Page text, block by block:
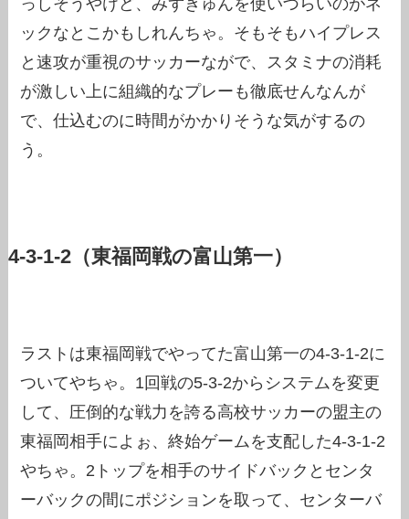
っしそうやけど、みずきゅんを使いづらいのがネ
ックなとこかもしれんちゃ。そもそもハイプレス
と速攻が重視のサッカーながで、スタミナの消耗
が激しい上に組織的なプレーも徹底せんなんが
で、仕込むのに時間がかかりそうな気がするの
う。
4-3-1-2（東福岡戦の富山第一）
ラストは東福岡戦でやってた富山第一の4-3-1-2に
ついてやちゃ。1回戦の5-3-2からシステムを変更
して、圧倒的な戦力を誇る高校サッカーの盟主の
東福岡相手によぉ、終始ゲームを支配した4-3-1-2
やちゃ。2トップを相手のサイドバックとセンタ
ーバックの間にポジションを取って、センターバ